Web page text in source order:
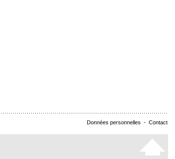
Données personnelles - Contact